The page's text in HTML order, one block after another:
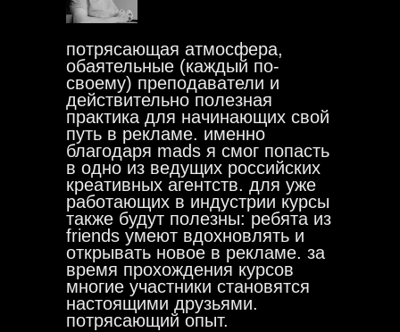
потрясающая атмосфера,
обаятельные (каждый по-
своему) преподаватели и
действительно полезная
практика для начинающих свой
путь в рекламе. именно
благодаря mads я смог попасть
в одно из ведущих российских
креативных агентств. для уже
работающих в индустрии курсы
также будут полезны: ребята из
friends умеют вдохновлять и
открывать новое в рекламе. за
время прохождения курсов
многие участники становятся
настоящими друзьями.
потрясающий опыт.